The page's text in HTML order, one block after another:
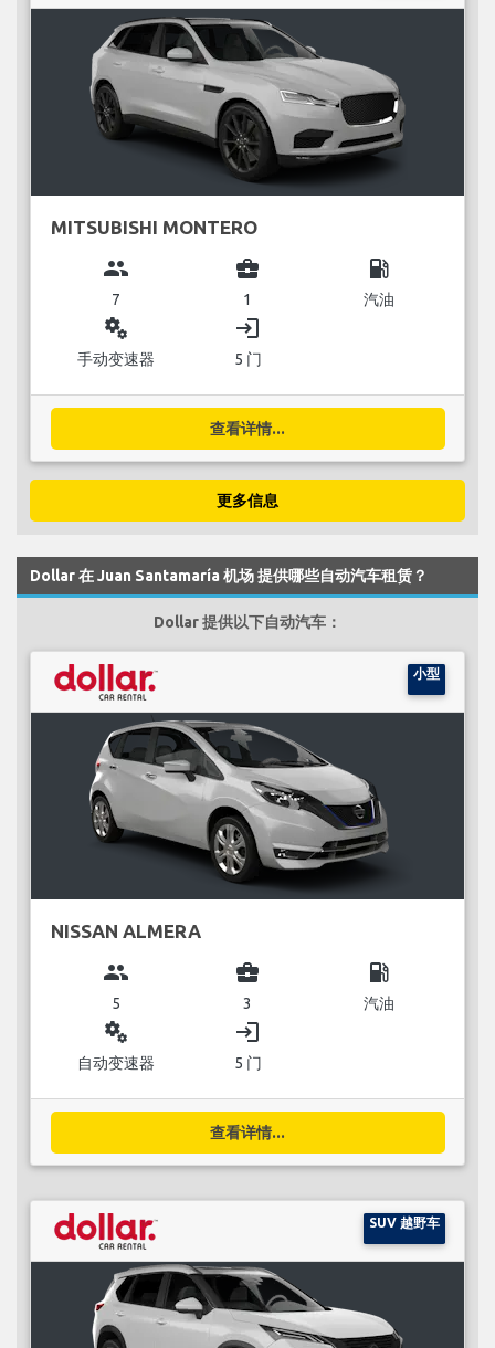
MITSUBISHI MONTERO
group
7
business_center
1
local_gas_station
汽油
miscellaneous_services
手动变速器
login
5 门
查看详情...
更多信息
Dollar 在 Juan Santamaría 机场 提供哪些自动汽车租赁？
Dollar 提供以下自动汽车：
小型
NISSAN ALMERA
group
5
business_center
3
local_gas_station
汽油
miscellaneous_services
自动变速器
login
5 门
查看详情...
SUV 越野车